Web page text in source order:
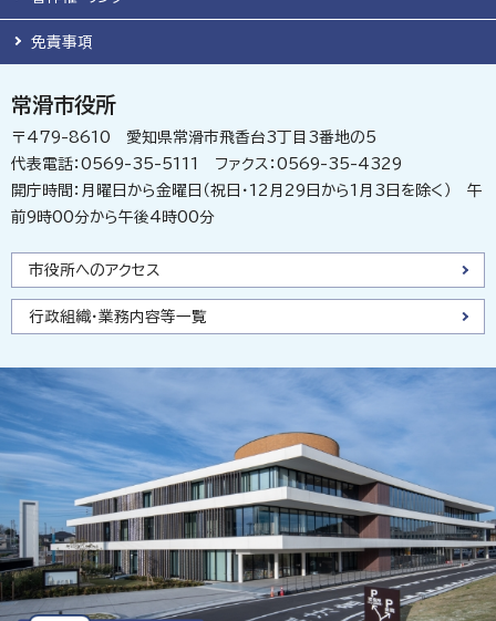
免責事項
常滑市役所
〒479-8610 愛知県常滑市飛香台3丁目3番地の5
代表電話：0569-35-5111 ファクス：0569-35-4329
開庁時間：月曜日から金曜日（祝日・12月29日から1月3日を除く） 午
前9時00分から午後4時00分
市役所へのアクセス
行政組織・業務内容等一覧